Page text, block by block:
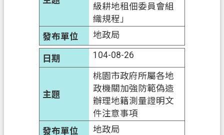
級耕地租佃委員會組
織規程」
地政局
104-08-26
桃園市政府所屬各地
政機關加強防範偽造
辦理地籍測量證明文
件注意事項
地政局